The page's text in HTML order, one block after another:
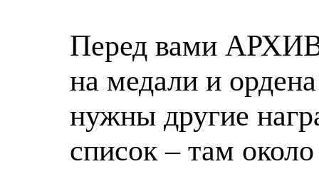
Перед вами АРХИВ
на медали и
нужны другие
список – там